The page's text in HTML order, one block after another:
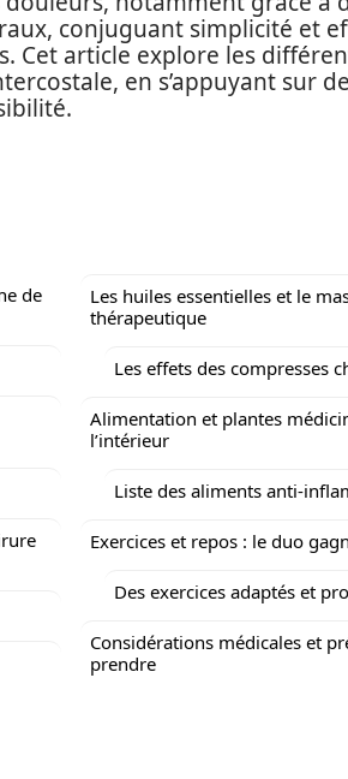
conjuguant simplicité et
Cet article explore les
en s’appuyant sur
de
Les huiles essentielles et le
thérapeutique
Les effets des compresses
Alimentation et plantes
l’intérieur
Liste des aliments anti-
Exercices et repos : le duo
Des exercices adaptés et
Considérations médicales et
prendre